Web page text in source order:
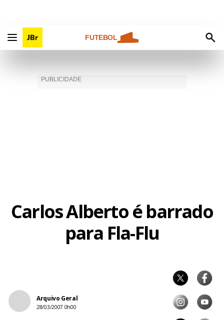
FUTEBOL
Carlos Alberto é barrado
para Fla-Flu
Arquivo Geral
28/03/2007 0h00